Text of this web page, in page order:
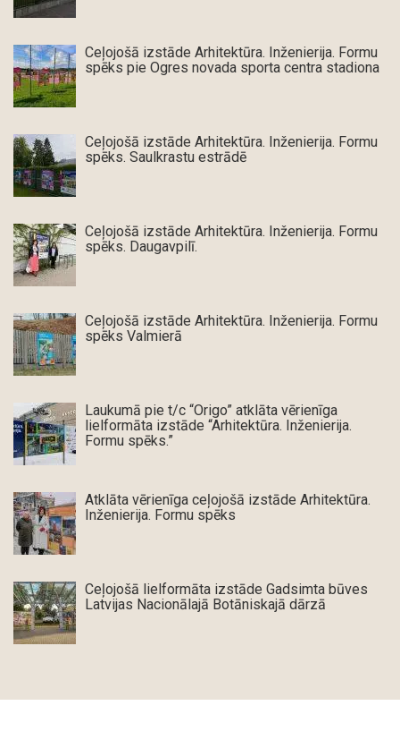
Ceļojošā izstāde Arhitektūra. Inženierija. Formu
spēks pie Ogres novada sporta centra stadiona
Ceļojošā izstāde Arhitektūra. Inženierija. Formu
spēks. Saulkrastu estrādē
Ceļojošā izstāde Arhitektūra. Inženierija. Formu
spēks. Daugavpilī.
Ceļojošā izstāde Arhitektūra. Inženierija. Formu
spēks Valmierā
Laukumā pie t/c “Origo” atklāta vērienīga
lielformāta izstāde “Arhitektūra. Inženierija.
Formu spēks.”
Atklāta vērienīga ceļojošā izstāde Arhitektūra.
Inženierija. Formu spēks
Ceļojošā lielformāta izstāde Gadsimta būves
Latvijas Nacionālajā Botāniskajā dārzā